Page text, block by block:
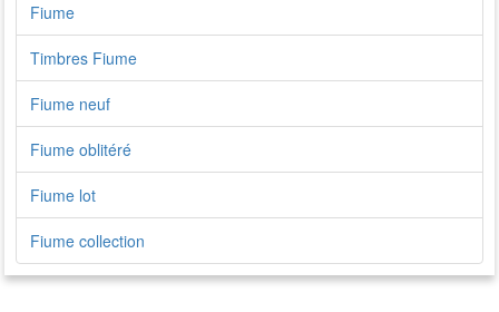
Fiume
Timbres Fiume
Fiume neuf
Fiume oblitéré
Fiume lot
Fiume collection